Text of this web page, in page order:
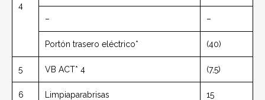
4
– –
Portón trasero eléctrico* (40)
5 VB ACT* 4 (7,5)
6 Limpiaparabrisas 15